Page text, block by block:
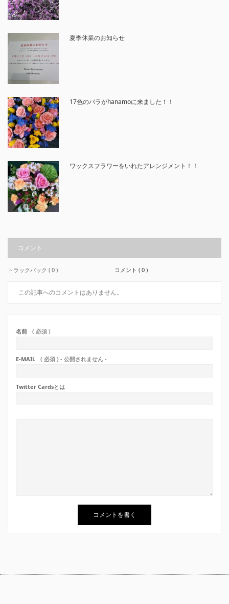
夏季休業のお知らせ
17色のバラがhanamoに来ました！！
ワックスフラワーをいれたアレンジメント！！
コメント
トラックバック ( 0 ) コメント ( 0 )
この記事へのコメントはありません。
名前 ( 必須 )
E-MAIL ( 必須 ) - 公開されません -
Twitter Cardsとは